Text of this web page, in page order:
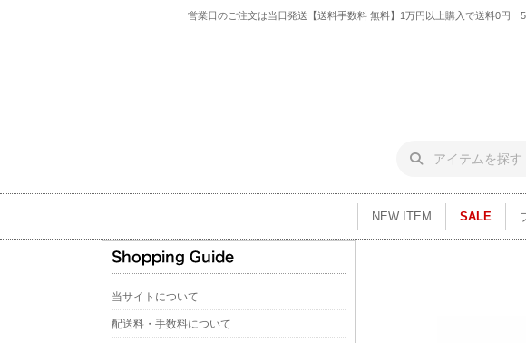
営業日のご注文は当日発送【送料手数料 無料】1万円以上購入で送料0円
NEW ITEM SALE
当サイトについて
配送料・手数料について